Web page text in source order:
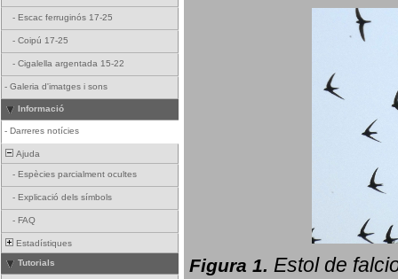
- Escac ferruginós 17-25
- Coipú 17-25
- Cigalella argentada 15-22
- Galeria d'imatges i sons
Informació
- Darreres notícies
Ajuda
- Espècies parcialment ocultes
- Explicació dels símbols
- FAQ
Estadístiques
Tutorials
Figura 1. Estol de